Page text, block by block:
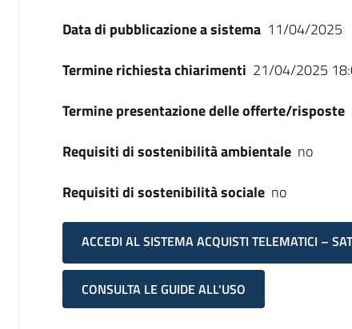
Data di pubblicazione a sistema 11/04/2025
Termine richiesta chiarimenti 21/04/2025
Termine presentazione delle offerte/risposte
Requisiti di sostenibilità ambientale no
Requisiti di sostenibilità sociale no
ACCEDI AL SISTEMA ACQUISTI TELEMATICI –
CONSULTA LE GUIDE ALL'USO